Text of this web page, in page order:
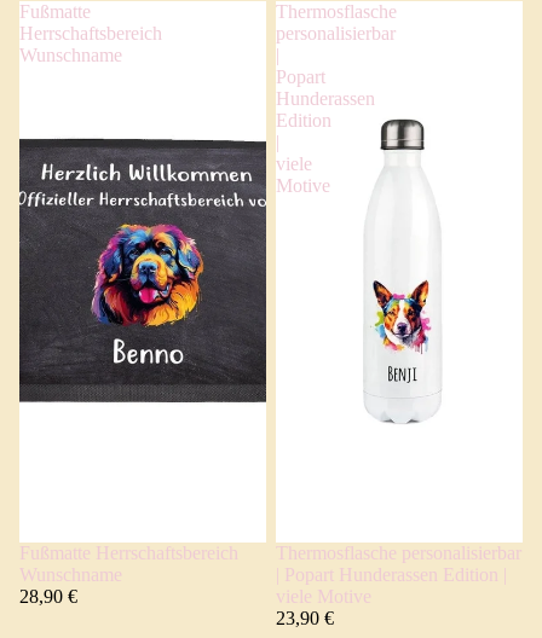
Fußmatte
Herrschaftsbereich
Wunschname
Fußmatte Herrschaftsbereich
Wunschname
28,90 €
Thermosflasche
personalisierbar
|
Popart
Hunderassen
Edition
|
viele
Motive
Thermosflasche personalisierbar
| Popart Hunderassen Edition |
viele Motive
23,90 €